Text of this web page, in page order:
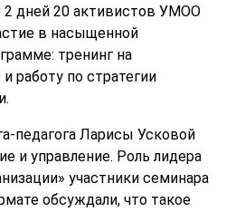
2 дней 20 активистов УМОО
в насыщенной
тренинг на
работу по стратегии
педагога Ларисы Усковой
и управление. Роль лидера
участники семинара
обсуждали, что такое